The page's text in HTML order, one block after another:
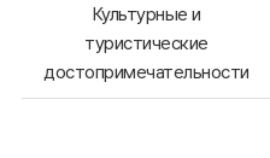
Культурные и
туристические
достопримечательности